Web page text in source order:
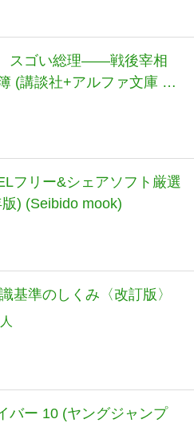
スゴい総理――戦後宰相
(講談社+アルファ文庫 E
フリー&シェアソフト厳選
) (Seibido mook)
基準のしくみ〈改訂版〉
バー 10 (ヤングジャンプ